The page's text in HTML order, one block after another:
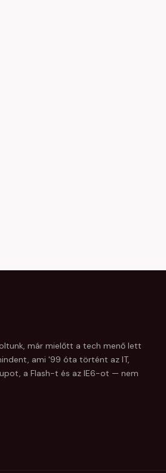
már mielőtt a tech menő lett
ami '99 óta történt az IT,
a Flash-t és az IE6-ot — nem